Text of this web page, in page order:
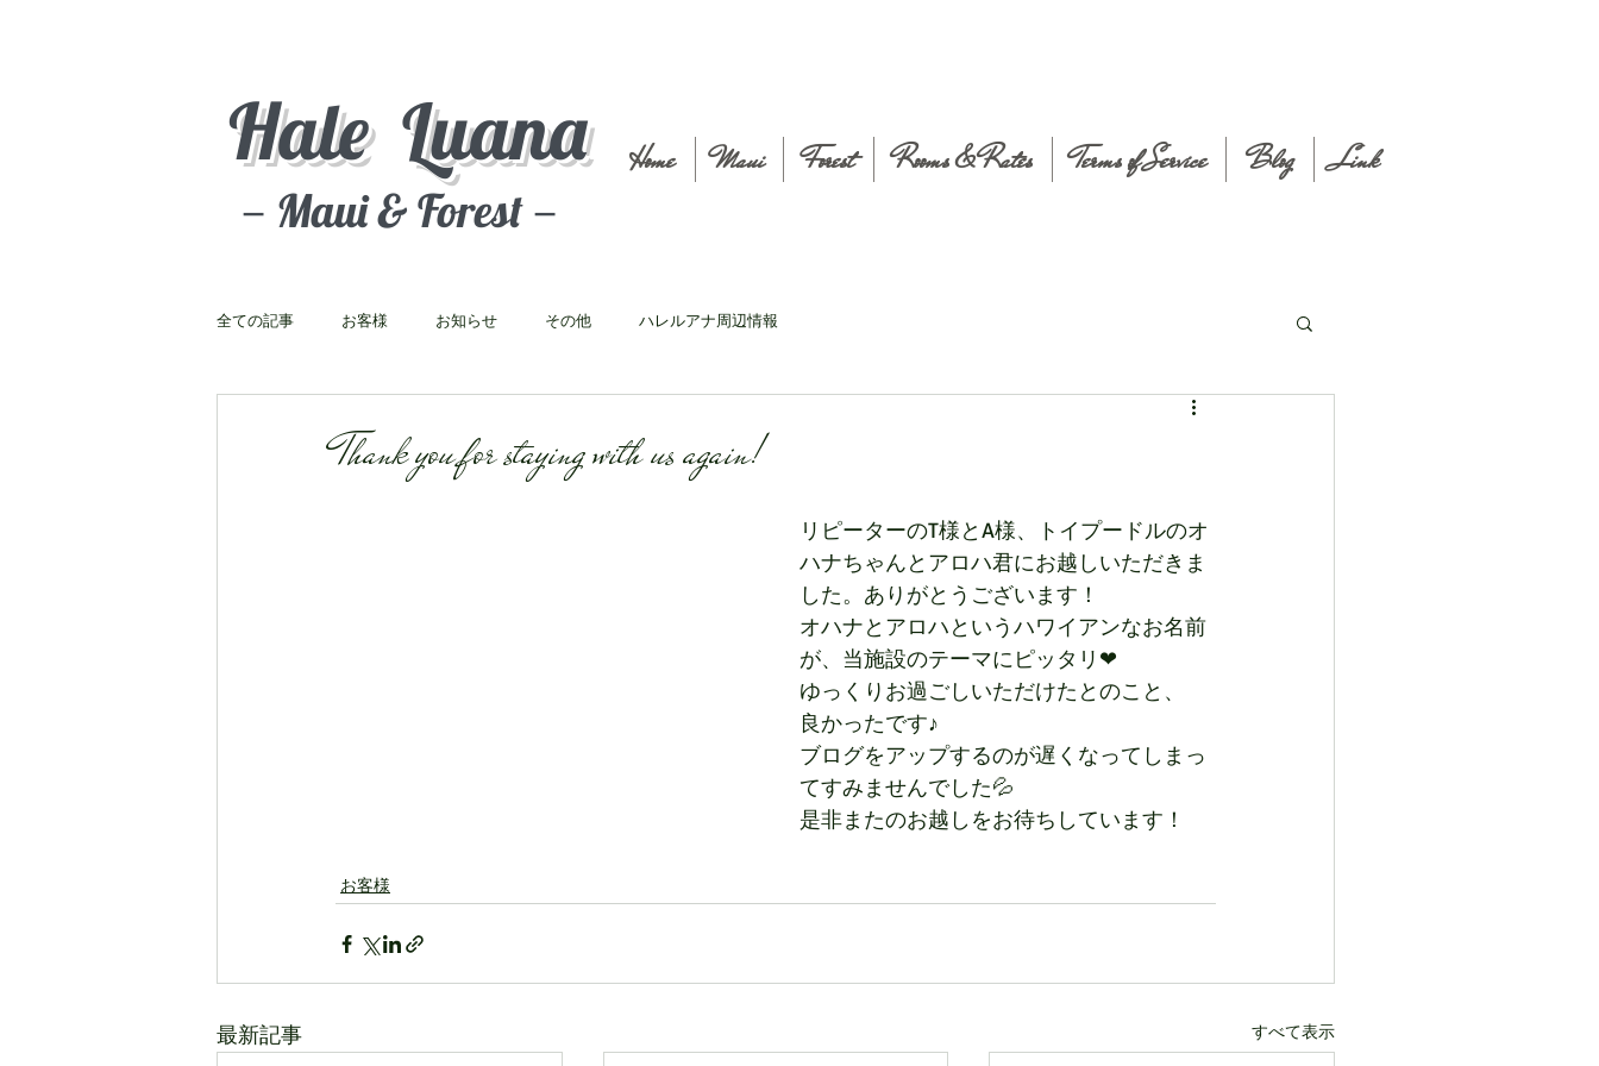
－Maui & Forest－
Hale Luana Home Maui Forest Rooms & Rates Terms of Service Blog Link
全ての記事 お客様 お知らせ その他 ハレルアナ周辺情報
Thank you for staying with us again!
リピーターのT様とA様、トイプードルのオ
ハナちゃんとアロハ君にお越しいただきま
した。ありがとうございます！
オハナとアロハというハワイアンなお名前
が、当施設のテーマにピッタリ❤
ゆっくりお過ごしいただけたとのこと、
良かったです♪
ブログをアップするのが遅くなってしまっ
てすみませんでした💦
是非またのお越しをお待ちしています！
お客様
最新記事 すべて表示